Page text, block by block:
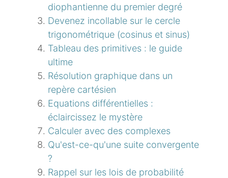
diophantienne du premier degré
Devenez incollable sur le cercle
trigonométrique (cosinus et sinus)
Tableau des primitives : le guide
ultime
Résolution graphique dans un
repère cartésien
Equations différentielles :
éclaircissez le mystère
Calculer avec des complexes
Qu'est-ce-qu'une suite convergente
?
Rappel sur les lois de probabilité